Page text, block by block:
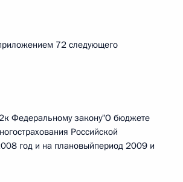
72 следующего
Федеральному закону"О бюджете
Российской
год и на плановыйпериод 2009 и